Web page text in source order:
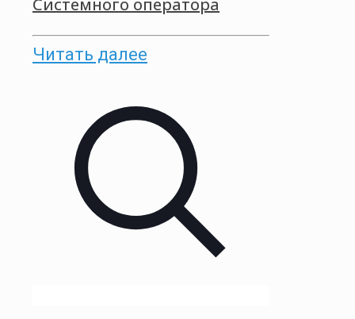
Читать далее